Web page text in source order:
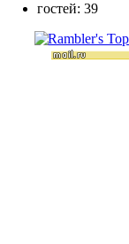
гостей: 39